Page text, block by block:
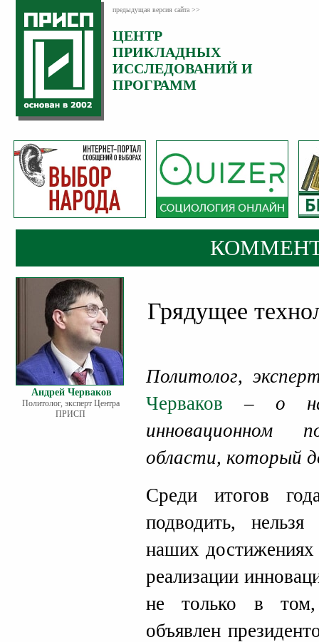
предыдущая версия сайта >>
ЦЕНТР
ПРИКЛАДНЫХ
ИССЛЕДОВАНИЙ И
ПРОГРАММ
Андрей Черваков
Политолог, эксперт Центра
ПРИСП
Грядущее
Политолог,
Черваков – о
инновационном
области, который
Среди итогов
подводить,
наших
реализации
не только в
объявлен
Категория:
Комментарии